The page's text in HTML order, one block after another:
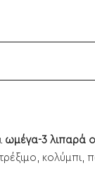
ωμέγα-3 λιπαρά
κολύμπι,